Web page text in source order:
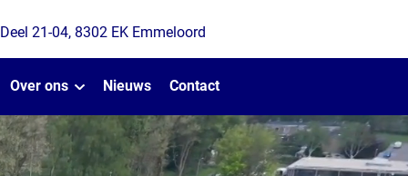
21-04, 8302 EK Emmeloord
Over ons Nieuws Contact